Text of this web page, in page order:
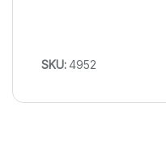
SKU:4952